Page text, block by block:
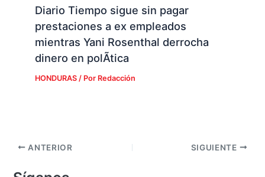
Diario Tiempo sigue sin pagar
prestaciones a ex empleados
mientras Yani Rosenthal derrocha
dinero en polÃ­tica
HONDURAS/ Por Redacción
ANTERIOR SIGUIENTE